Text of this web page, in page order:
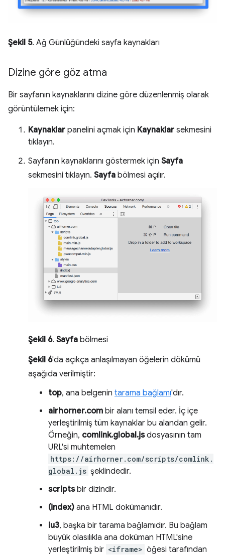
Şekil 5. Ağ Günlüğündeki sayfa kaynakları
Dizine göre göz atma
Bir sayfanın kaynaklarını dizine göre düzenlenmiş olarak
görüntülemek için:
Kaynaklar panelini açmak için Kaynaklar sekmesini
tıklayın.
Sayfanın kaynaklarını göstermek için Sayfa
sekmesini tıklayın. Sayfa bölmesi açılır.
Şekil 6. Sayfa bölmesi
Şekil 6'da açıkça anlaşılmayan öğelerin dökümü
aşağıda verilmiştir:
top, ana belgenin tarama bağlamı'dır.
airhorner.com bir alanı temsil eder. İç içe
yerleştirilmiş tüm kaynaklar bu alandan gelir.
Örneğin, comlink.global.jsdosyasının tam
URL'si muhtemelen
https://airhorner.com/scripts/comlink.
global.js şeklindedir.
scriptsbir dizindir.
(index) ana HTML dokümanıdır.
iu3, başka bir tarama bağlamıdır. Bu bağlam
büyük olasılıkla ana doküman HTML'sine
yerleştirilmiş bir <iframe> öğesi tarafından